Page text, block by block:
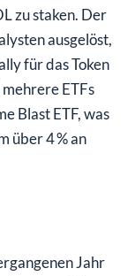
zu staken. Der
ausgelöst,
für das Token
ETFs
Blast ETF, was
über 4 % an
Jahr